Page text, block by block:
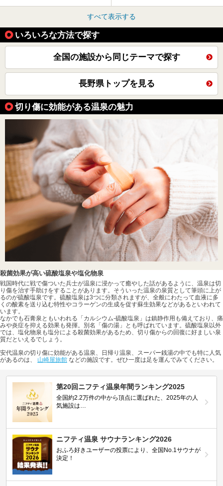
すべて表示する
いろいろな方法で探す
全国の施設から同じテーマで探す
長野県トップを見る
切り傷に効能がある温泉の魅力
殺菌効果が高い硫酸塩泉や塩化物泉
戦国時代に戦で傷ついた兵士が温泉に浸かって癒やした話があるように、温泉は切
り傷を治す手助けをすることがあります。そういった温泉の泉質として筆頭に上が
るのが硫酸塩泉です。硫酸塩泉は3つに分類されますが、全般にわたって血液に多
くの酸素を送り込む特性やコラーゲンの生成を促す蘇生効果などがあるといわれて
います。
なかでも石膏泉ともいわれる「カルシウム-硫酸塩泉」は鎮静作用も備えており、痛
みや炎症を抑える効果も発揮。別名「傷の湯」とも呼ばれています。硫酸塩泉以外
では、塩化物泉も塩分による殺菌効果があるため、切り傷からの回復に好ましい泉
質だといえるでしょう。
安代温泉の切り傷に効能がある温泉、日帰り温泉、スーパー銭湯の中でも特に人気
があるのは、 山崎屋旅館 などの施設です。ぜひ一度は足を運んでみてください。
第20回ニフティ温泉年間ランキング2025
全国約2.2万件の中から頂点に選ばれた、2025年の人
気施設は…
ニフティ温泉 サウナランキング2026
おふろ好きユーザーの投票により、全国No.1サウナが
決定！